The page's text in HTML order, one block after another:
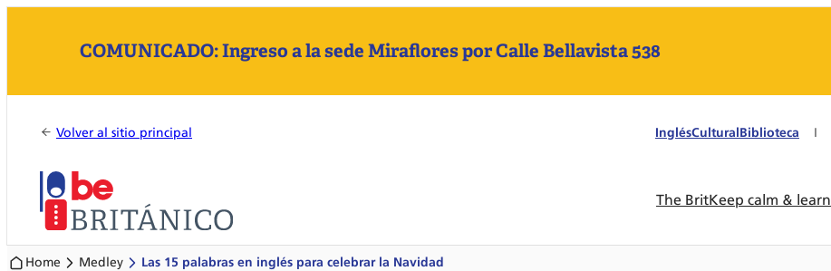
COMUNICADO: Ingreso a la sede Miraflores por Calle Bellavista 538
Volver al sitio principal InglésCulturalBiblioteca I
The BritKeep calm & learn
Home Medley Las 15 palabras en inglés para celebrar la Navidad